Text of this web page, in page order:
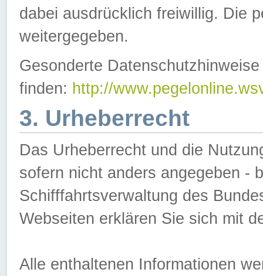
dabei ausdrücklich freiwillig. Die
weitergegeben.
Gesonderte
finden: http://
3. Urheberrecht
Das Urheberrecht und die
sofern nicht anders angegeben -
Schifffahrtsverwaltung des
Webseiten erklären Sie sich mit
Alle enthaltenen Informationen